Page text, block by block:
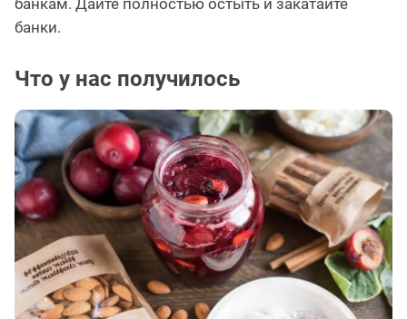
банкам. Дайте полностью остыть и закатайте
банки.
Что у нас получилось